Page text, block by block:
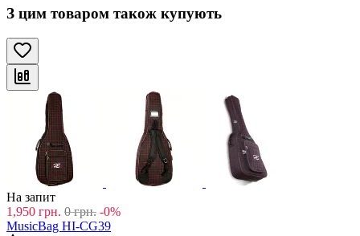
З цим товаром також купують
На запит
1,950 грн. 0 грн. -0%
MusicBag HI-CG39